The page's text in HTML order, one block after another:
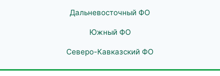
Дальневосточный ФО
Южный ФО
Северо-Кавказский ФО